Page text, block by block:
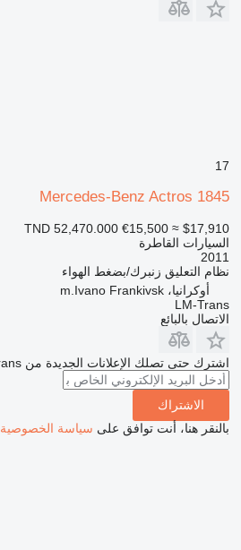
17
Mercedes-Benz Actros 1845
TND 52,470.000 €15,500 ≈ $17,910
السيارات القاطرة
2011
نظام التعليق زنبرك/بضغط الهواء
أوكرانيا، m.Ivano Frankivsk
LM-Trans
الاتصال بالبائع
اشترك حتى تصلك الإعلانات الجديدة من LM-Trans
الاشتراك
بالنقر هنا، أنت توافق على سياسة الخصوصية